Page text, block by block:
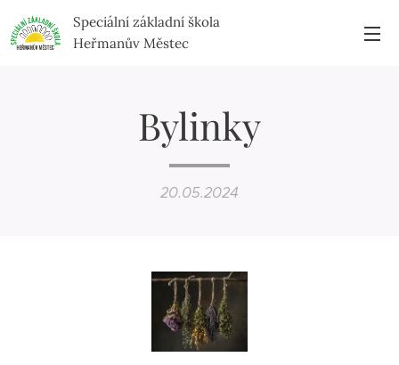
Speciální základní škola
Heřmanův Městec
Bylinky
20.05.2024